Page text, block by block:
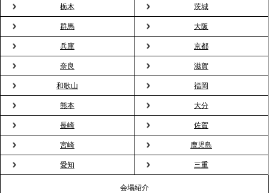
プレスリリースのご案内｜入社式の“そのまま懇親
会”が企業で広がる。 新入社員の交流を支える『オフ
ィスケータリング』という新しい活用法
2026.3.20
NHK「ニュースウオッチ9」で、2ndTable「室内花
2026.3.16
プレスリリースのご案内｜2026年、春の親睦は「花
粉レス」な室内花見。福利厚生としても注目され
る、快適で新しいお花見体験
栃木 茨城
群馬 大阪
兵庫 京都
奈良 滋賀
和歌山 福岡
熊本 大分
長崎 佐賀
宮崎 鹿児島
愛知 三重
会場紹介